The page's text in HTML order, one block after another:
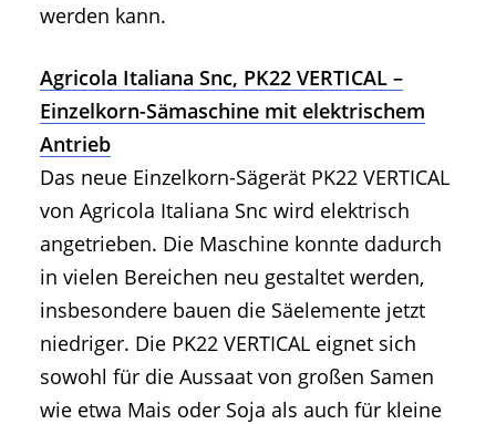
werden kann.
Agricola Italiana Snc, PK22 VERTICAL –
Einzelkorn-Sämaschine mit elektrischem
Antrieb
Das neue Einzelkorn-Sägerät PK22 VERTICAL
von Agricola Italiana Snc wird elektrisch
angetrieben. Die Maschine konnte dadurch
in vielen Bereichen neu gestaltet werden,
insbesondere bauen die Säelemente jetzt
niedriger. Die PK22 VERTICAL eignet sich
sowohl für die Aussaat von großen Samen
wie etwa Mais oder Soja als auch für kleine